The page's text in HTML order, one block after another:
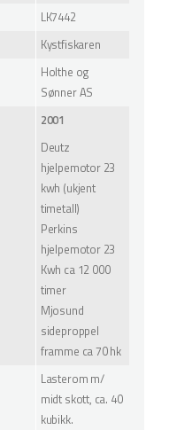
LK7442
Kystfiskaren
Holthe og
Sønner AS
2001
Deutz
hjelpemotor 23
kwh (ukjent
timetall)
Perkins
hjelpemotor 23
Kwh ca 12 000
timer
Mjosund
sideproppel
framme ca 70 hk
Lasterom m/
midt skott, ca. 40
kubikk.